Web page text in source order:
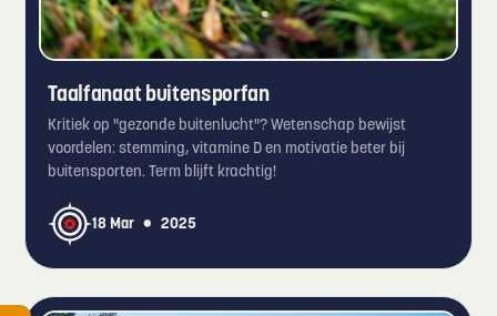
Taalfanaat buitensporfan
Kritiek op "gezonde buitenlucht"? Wetenschap bewijst
voordelen: stemming, vitamine D en motivatie beter bij
buitensporten. Term blijft krachtig!
18 Mar • 2025